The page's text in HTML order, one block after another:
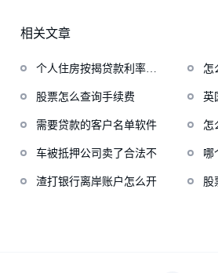
相关文章
个人住房按揭贷款利率走
怎
股票怎么查询手续费 英
需要贷款的客户名单软件 怎
车被抵押公司卖了合法不 哪
渣打银行离岸账户怎么开
股